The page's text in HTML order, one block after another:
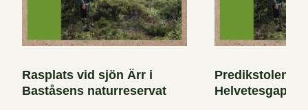
Rasplats vid sjön Ärr i
Baståsens naturreservat
Predikstolen
Helvetesgapet